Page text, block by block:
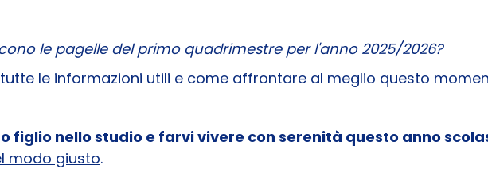
le pagelle del primo quadrimestre per l'anno 2025/2026?
le informazioni utili e come affrontare al meglio questo
figlio nello studio e farvi vivere con serenità questo anno
modo giusto.